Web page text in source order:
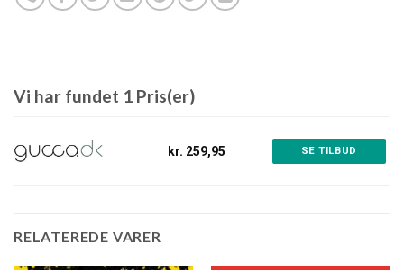
Vi har fundet 1 Pris(er)
kr. 259,95 SE TILBUD
RELATEREDE VARER